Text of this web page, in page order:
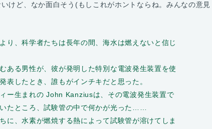
けど、なか面白そう(もしこれがホントならね。みんなの意見
り、科学者たちは長年の間、海水は燃えないと信じ
ある男性が、彼が発明した特別な電波発生装置を使
表したとき、誰もがインチキだと思った。
ー生まれの John Kanziusは、その電波発生装置で
たところ、試験管の中で何かが光った……
に、水素が燃焼する熱によって試験管が溶けてしま